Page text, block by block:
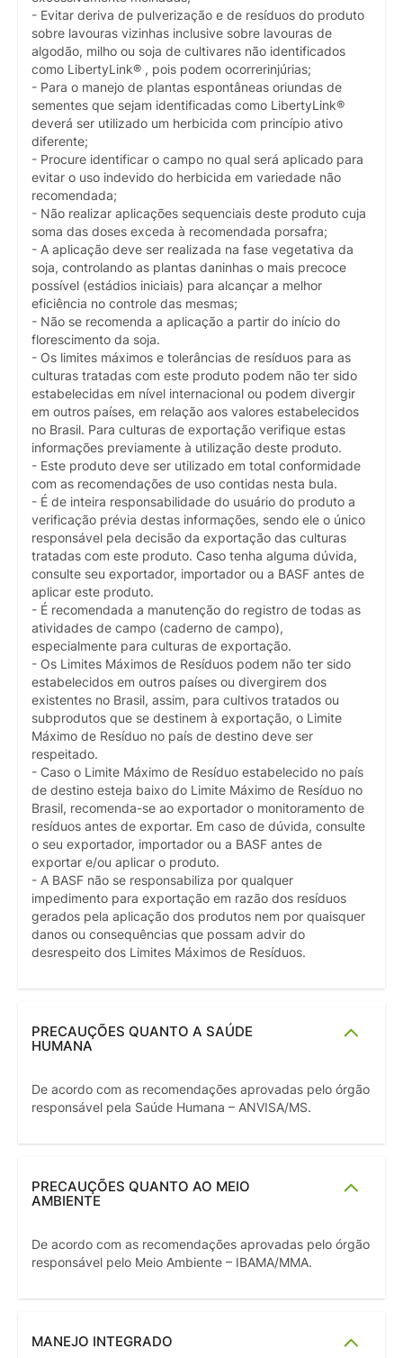
- Evitar deriva de pulverização e de resíduos do produto
sobre lavouras vizinhas inclusive sobre lavouras de
algodão, milho ou soja de cultivares não identificados
como LibertyLink® , pois podem ocorrerinjúrias;
- Para o manejo de plantas espontâneas oriundas de
sementes que sejam identificadas como LibertyLink®
deverá ser utilizado um herbicida com princípio ativo
diferente;
- Procure identificar o campo no qual será aplicado para
evitar o uso indevido do herbicida em variedade não
recomendada;
- Não realizar aplicações sequenciais deste produto cuja
soma das doses exceda à recomendada porsafra;
- A aplicação deve ser realizada na fase vegetativa da
soja, controlando as plantas daninhas o mais precoce
possível (estádios iniciais) para alcançar a melhor
eficiência no controle das mesmas;
- Não se recomenda a aplicação a partir do início do
florescimento da soja.
- Os limites máximos e tolerâncias de resíduos para as
culturas tratadas com este produto podem não ter sido
estabelecidas em nível internacional ou podem divergir
em outros países, em relação aos valores estabelecidos
no Brasil. Para culturas de exportação verifique estas
informações previamente à utilização deste produto.
- Este produto deve ser utilizado em total conformidade
com as recomendações de uso contidas nesta bula.
- É de inteira responsabilidade do usuário do produto a
verificação prévia destas informações, sendo ele o único
responsável pela decisão da exportação das culturas
tratadas com este produto. Caso tenha alguma dúvida,
consulte seu exportador, importador ou a BASF antes de
aplicar este produto.
- É recomendada a manutenção do registro de todas as
atividades de campo (caderno de campo),
especialmente para culturas de exportação.
- Os Limites Máximos de Resíduos podem não ter sido
estabelecidos em outros países ou divergirem dos
existentes no Brasil, assim, para cultivos tratados ou
subprodutos que se destinem à exportação, o Limite
Máximo de Resíduo no país de destino deve ser
respeitado.
- Caso o Limite Máximo de Resíduo estabelecido no país
de destino esteja baixo do Limite Máximo de Resíduo no
Brasil, recomenda-se ao exportador o monitoramento de
resíduos antes de exportar. Em caso de dúvida, consulte
o seu exportador, importador ou a BASF antes de
exportar e/ou aplicar o produto.
- A BASF não se responsabiliza por qualquer
impedimento para exportação em razão dos resíduos
gerados pela aplicação dos produtos nem por quaisquer
danos ou consequências que possam advir do
desrespeito dos Limites Máximos de Resíduos.
PRECAUÇÕES QUANTO A SAÚDE
HUMANA
De acordo com as recomendações aprovadas pelo órgão
responsável pela Saúde Humana – ANVISA/MS.
PRECAUÇÕES QUANTO AO MEIO
AMBIENTE
De acordo com as recomendações aprovadas pelo órgão
responsável pelo Meio Ambiente – IBAMA/MMA.
MANEJO INTEGRADO